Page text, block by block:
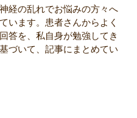
経の乱れでお悩みの方々へ
います。患者さんからよく
答を、私自身が勉強してき
づいて、記事にまとめてい